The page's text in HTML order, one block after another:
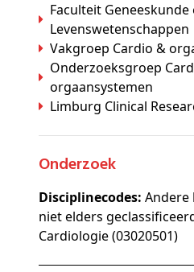
Faculteit Geneeskunde
Levenswetenschappen
Vakgroep Cardio &
Onderzoeksgroep
orgaansystemen
Limburg Clinical
Onderzoek
Disciplinecodes: Andere
niet elders
Cardiologie (03020501)